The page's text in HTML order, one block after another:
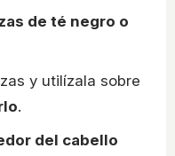
de té negro o
y utilízala sobre
.
del cabello